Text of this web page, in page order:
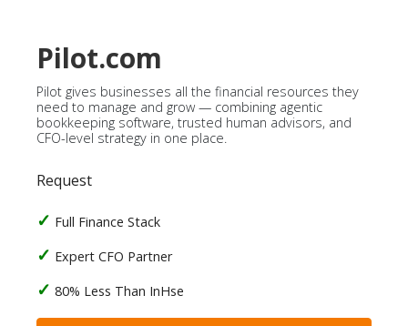
Pilot.com
Pilot gives businesses all the financial resources they
need to manage and grow — combining agentic
bookkeeping software, trusted human advisors, and
CFO-level strategy in one place.
Request
Full Finance Stack
Expert CFO Partner
80% Less Than InHse